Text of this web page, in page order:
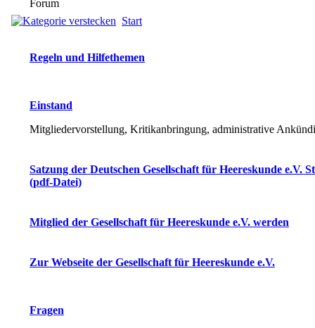
Forum
Start
Regeln und Hilfethemen
Einstand
Mitgliedervorstellung, Kritikanbringung, administrative
Satzung der Deutschen Gesellschaft für Heereskunde e.V.
(pdf-Datei)
Mitglied der Gesellschaft für Heereskunde e.V. werden
Zur Webseite der Gesellschaft für Heereskunde e.V.
Fragen